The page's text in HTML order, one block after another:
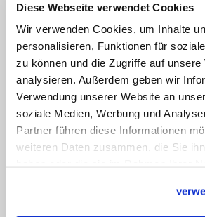
Diese Webseite verwendet Cookies
Wir verwenden Cookies, um Inhalte
personalisieren, Funktionen für
zu können und die Zugriffe auf unsere
analysieren. Außerdem geben wir
Verwendung unserer Website an
soziale Medien, Werbung und
Partner führen diese Informationen
weiteren Daten zusammen, die Sie
Verstorbenen werden laut
und ins Gebet genommen,
Diakon. DerGottesdienst
eine Mahnung an alle
umsichtig und vorsichtig auf
zurückzukehren. Daher
dem Gottesdienst meist
die Fahrerinnen und